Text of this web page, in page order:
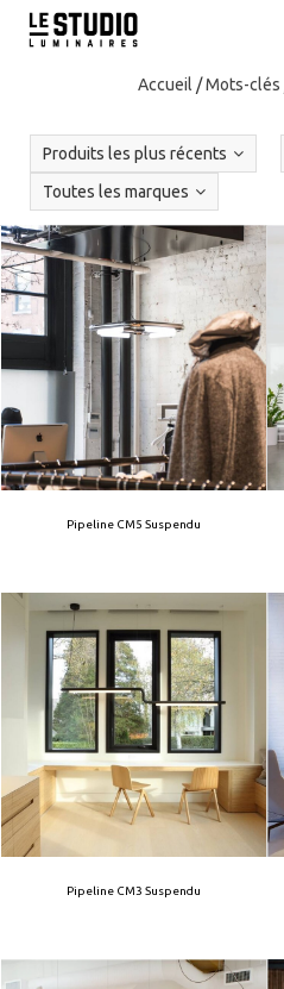
Accueil /Mots-clés
Produits les plus récents
Toutes les marques
Pipeline CM5 Suspendu
Pipeline CM3 Suspendu